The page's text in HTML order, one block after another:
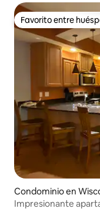
Favorito entre
Favorito entre
Condominio en
Impresionante